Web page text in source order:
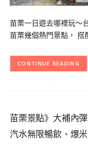
苗栗一日遊去哪裡玩～
苗栗幾個熱門景點，
CONTINUE READING
苗栗景點》大補內
汽水無限暢飲、爆